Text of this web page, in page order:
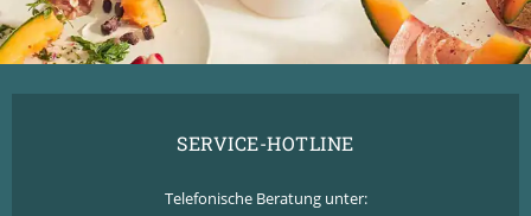
SERVICE-HOTLINE
Telefonische Beratung unter: